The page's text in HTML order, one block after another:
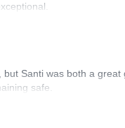
Santi was both a
safe.